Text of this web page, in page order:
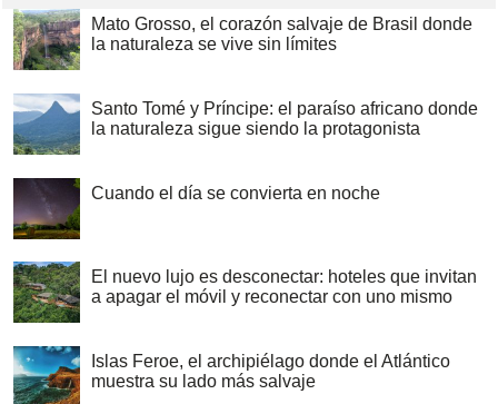
Mato Grosso, el corazón salvaje de Brasil donde
la naturaleza se vive sin límites
Santo Tomé y Príncipe: el paraíso africano donde
la naturaleza sigue siendo la protagonista
Cuando el día se convierta en noche
El nuevo lujo es desconectar: hoteles que invitan
a apagar el móvil y reconectar con uno mismo
Islas Feroe, el archipiélago donde el Atlántico
muestra su lado más salvaje